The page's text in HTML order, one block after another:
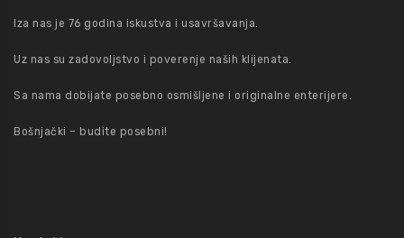
Iza nas je 76 godina iskustva i usavršavanja.
Uz nas su zadovoljstvo i poverenje naših klijenata.
Sa nama dobijate posebno osmišljene i originalne enterijere.
Bošnjački – budite posebni!